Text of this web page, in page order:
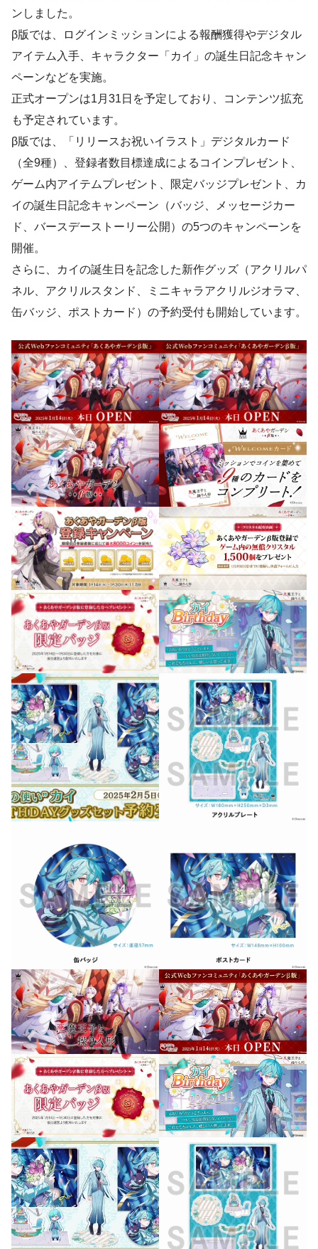
ンしました。
β版では、ログインミッションによる報酬獲得やデジタル
アイテム入手、キャラクター「カイ」の誕生日記念キャン
ペーンなどを実施。
正式オープンは1月31日を予定しており、コンテンツ拡充
も予定されています。
β版では、「リリースお祝いイラスト」デジタルカード
（全9種）、登録者数目標達成によるコインプレゼント、
ゲーム内アイテムプレゼント、限定バッジプレゼント、カ
イの誕生日記念キャンペーン（バッジ、メッセージカー
ド、バースデーストーリー公開）の5つのキャンペーンを
開催。
さらに、カイの誕生日を記念した新作グッズ（アクリルパ
ネル、アクリルスタンド、ミニキャラアクリルジオラマ、
缶バッジ、ポストカード）の予約受付も開始しています。